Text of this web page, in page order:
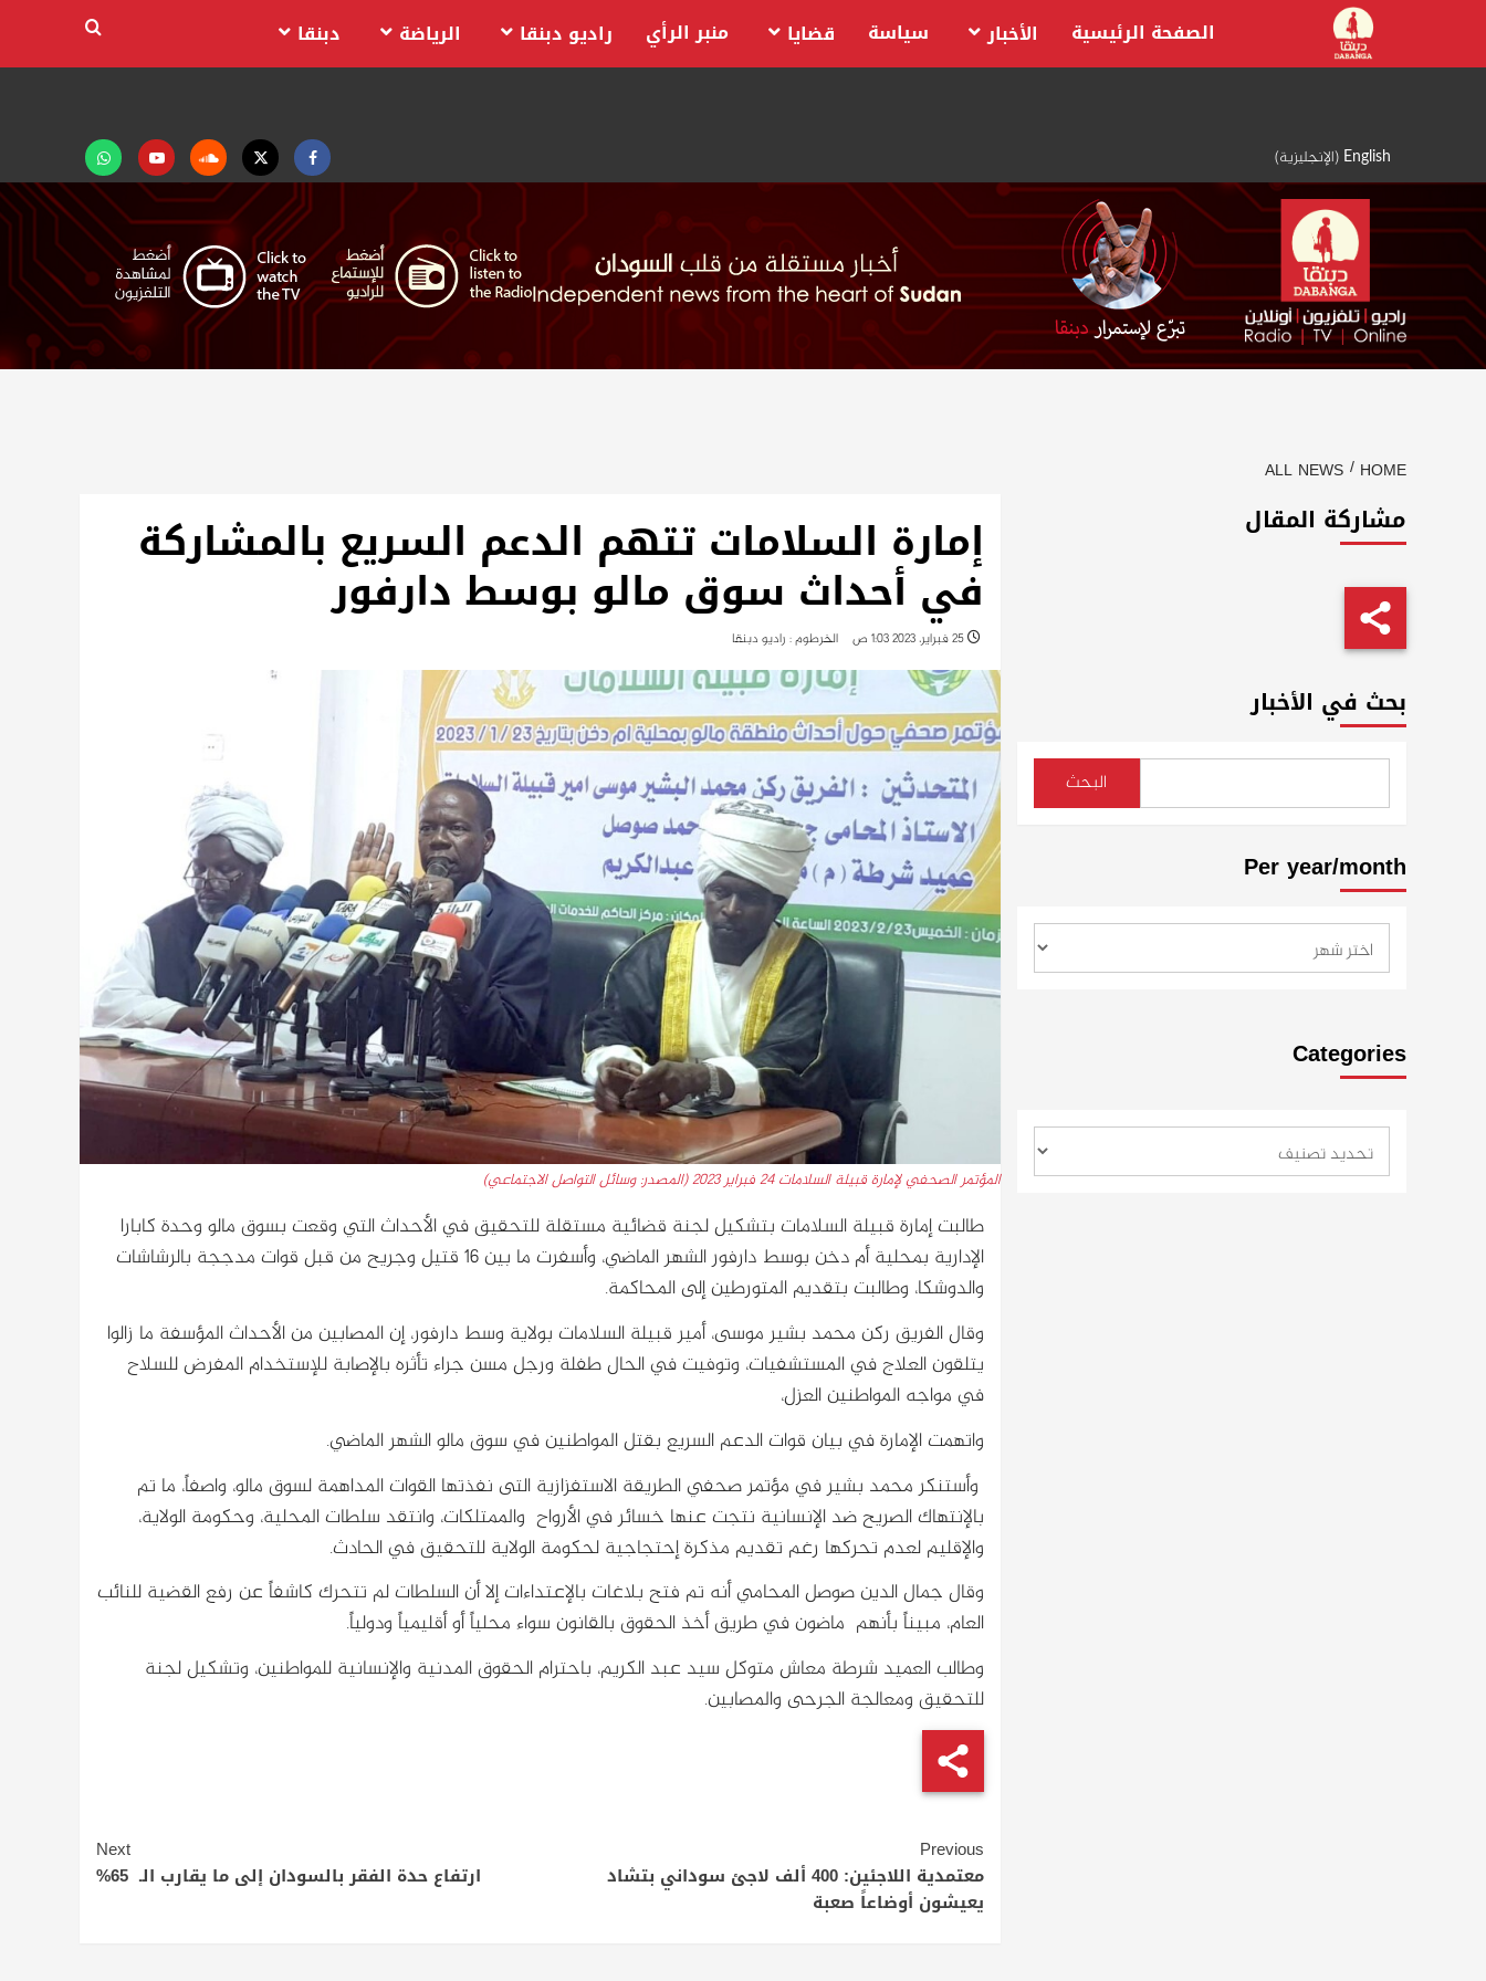
content
English
(الإنجليزية)
Facebook
Twitter
Soundcloud
Youtubeتابعنا
على
واتساب
الصفحة الرئيسية الأخبار سياسة قضايا منبر الرأي راديو دبنقا الرياضة دبنقا
HOME
ALL NEWS
إمارة السلامات تتهم الدعم السريع بالمشاركة
في أحداث سوق مالو بوسط دارفور
25 فبراير، 2023 1:03 ص الخرطوم : راديو دبنقا
المؤتمر الصحفي لإمارة قبيلة السلامات 24 فبراير 2023 (المصدر: وسائل التواصل الاجتماعي)
طالبت إمارة قبيلة السلامات بتشكيل لجنة قضائية مستقلة للتحقيق في الأحداث التي وقعت بسوق مالو وحدة كابارا
الإدارية بمحلية أم دخن بوسط دارفور الشهر الماضي، وأسفرت ما بين ١٦ قتيل وجريح من قبل قوات مدججة بالرشاشات
والدوشكا، وطالبت بتقديم المتورطين إلى المحاكمة.
وقال الفريق ركن محمد بشير موسى، أمير قبيلة السلامات بولاية وسط دارفور، إن المصابين من الأحداث المؤسفة ما زالوا
يتلقون العلاج في المستشفيات، وتوفيت في الحال طفلة ورجل مسن جراء تأثره بالإصابة للإستخدام المفرض للسلاح
في مواجه المواطنين العزل،
واتهمت الإمارة في بيان قوات الدعم السريع بقتل المواطنين في سوق مالو الشهر الماضي.
وأستنكر محمد بشير في مؤتمر صحفي الطريقة الاستفزازية التى نفذتها القوات المداهمة لسوق مالو، واصفاً، ما تم
بالإنتهاك الصريح ضد الإنسانية نتجت عنها خسائر في الأرواح والممتلكات، وانتقد سلطات المحلية، وحكومة الولاية،
والإقليم لعدم تحركها رغم تقديم مذكرة إحتجاجية لحكومة الولاية للتحقيق في الحادث.
وقال جمال الدين صوصل المحامي أنه تم فتح بلاغات بالإعتداءات إلا أن السلطات لم تتحرك كاشفاً عن رفع القضية للنائب
العام، مبيناً بأنهم ماضون في طريق أخذ الحقوق بالقانون سواء محلياً أو أقليمياً ودولياً.
وطالب العميد شرطة معاش متوكل سيد عبد الكريم، باحترام الحقوق المدنية والإنسانية للمواطنين، وتشكيل لجنة
للتحقيق ومعالجة الجرحى والمصابين.
Continue
Reading
Previous
معتمدية اللاجئين: 400 ألف لاجئ سوداني بتشاد
يعيشون أوضاعاً صعبة
Next
ارتفاع حدة الفقر بالسودان إلى ما يقارب الـ 65%
مشاركة المقال
بحث في الأخبار
البحث
Per year/month
Categories